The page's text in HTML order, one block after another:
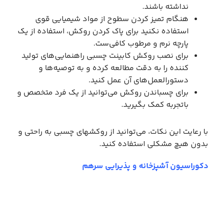
نداشته باشند.
هنگام تمیز کردن سطوح از مواد شیمیایی قوی
استفاده نکنید برای پاک کردن روکش، استفاده از یک
پارچه نرم و مرطوب کافی‌ست.
برای نصب روکش کابینت چسبی راهنمایی‌های تولید
کننده را به دقت مطالعه کرده و به توصیه‌ها و
دستورالعمل‌های آن عمل کنید.
برای چسباندن روکش می‌توانید از یک فرد متخصص و
باتجربه کمک بگیرید.
با رعایت این نکات، می‌توانید از روکش‎های چسبی به راحتی و
بدون هیچ مشکلی استفاده کنید.
دکوراسیون آشپزخانه و پذیرایی سرهم